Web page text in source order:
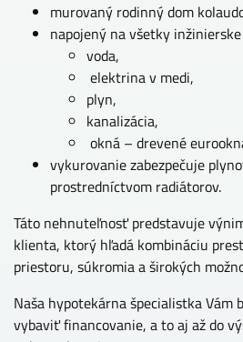
murovaný rodinný dom
napojený na všetky
voda,
elektrina v medi,
plyn,
kanalizácia,
okná – drevené
vykurovanie zabezpečuje
prostredníctvom radiátorov.
Táto nehnuteľnosť predstavuje
klienta, ktorý hľadá kombináciu
priestoru, súkromia a širokých
Naša hypotekárna špecialistka Vám
vybaviť financovanie, a to aj až do